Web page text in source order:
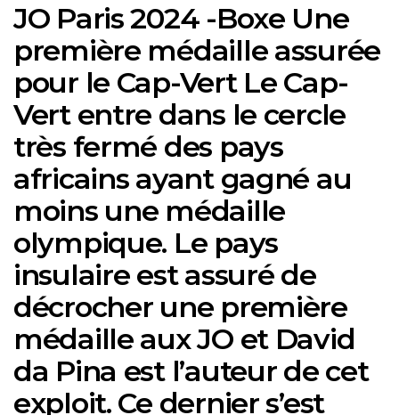
JO Paris 2024 -Boxe Une
première médaille assurée
pour le Cap-Vert Le Cap-
Vert entre dans le cercle
très fermé des pays
africains ayant gagné au
moins une médaille
olympique. Le pays
insulaire est assuré de
décrocher une première
médaille aux JO et David
da Pina est l’auteur de cet
exploit. Ce dernier s’est